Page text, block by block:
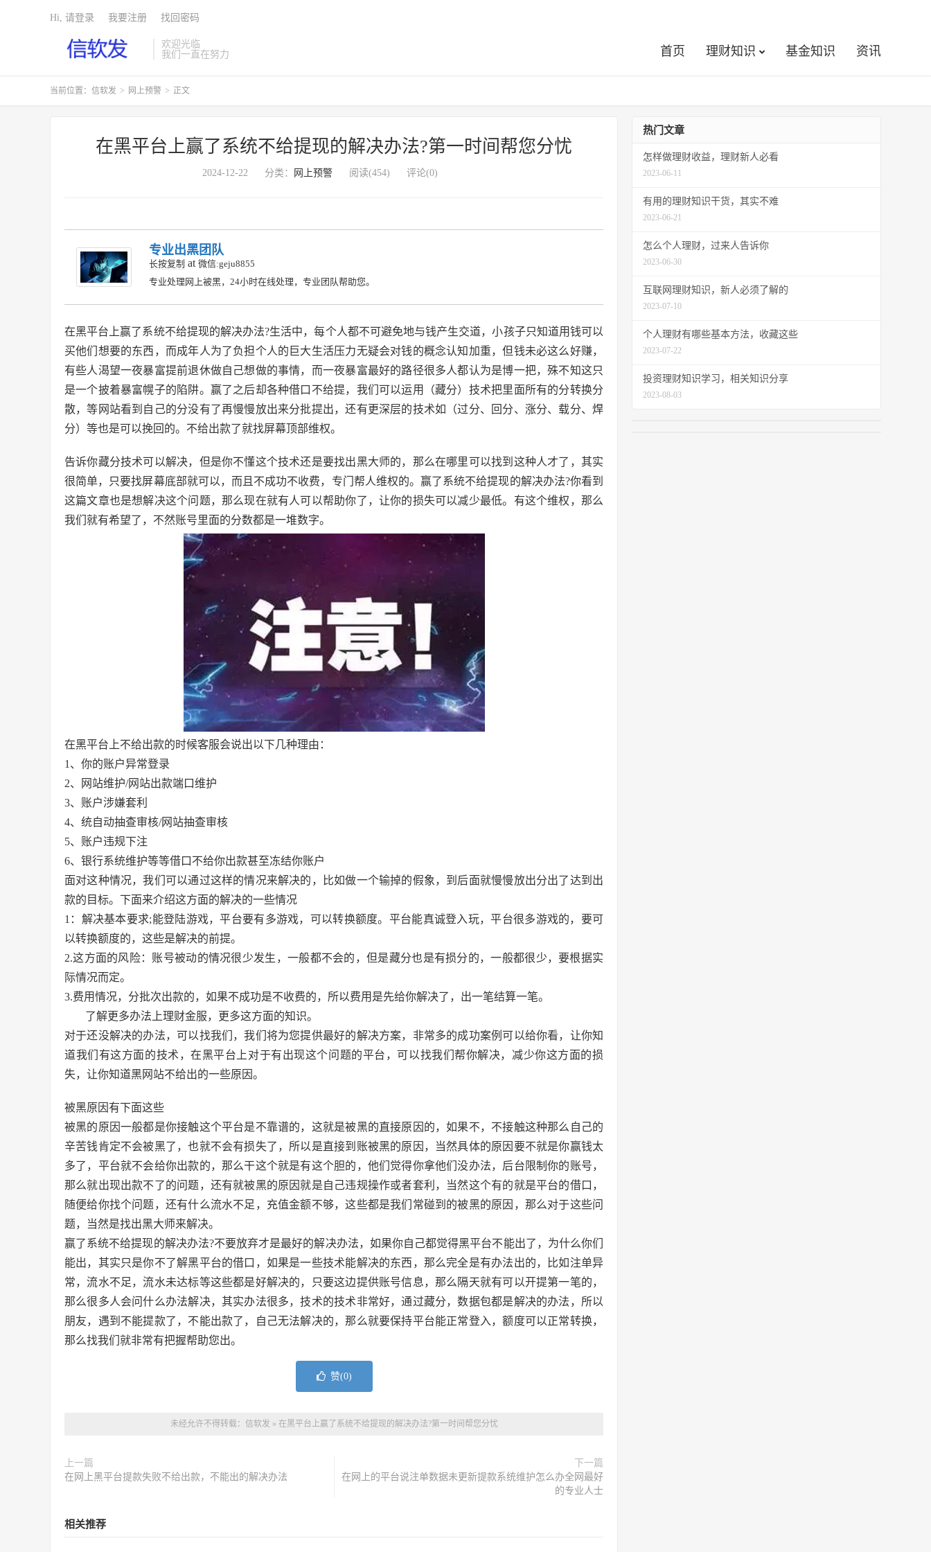
欢迎光临
我们一直在努力
首页 理财知识 基金知识 资讯
Hi, 请登录 我要注册 找回密码
当前位置： 信软发 > 网上预警 > 正文
在黑平台上赢了系统不给提现的解决办法?第一时间帮您分忧
2024-12-22 分类： 网上预警 阅读(454) 评论(0)
专业出黑团队
长按复制 at 微信:geju8855
专业处理网上被黑，24小时在线处理，专业团队帮助您。
在黑平台上赢了系统不给提现的解决办法?生活中，每个人都不可避免地与钱产生交道，小孩子只知道用钱可以
买他们想要的东西，而成年人为了负担个人的巨大生活压力无疑会对钱的概念认知加重，但钱未必这么好赚，
有些人渴望一夜暴富提前退休做自己想做的事情，而一夜暴富最好的路径很多人都认为是博一把，殊不知这只
是一个披着暴富幌子的陷阱。赢了之后却各种借口不给提，我们可以运用（藏分）技术把里面所有的分转换分
散，等网站看到自己的分没有了再慢慢放出来分批提出，还有更深层的技术如（过分、回分、涨分、载分、焊
分）等也是可以挽回的。不给出款了就找屏幕顶部维权。
告诉你藏分技术可以解决，但是你不懂这个技术还是要找出黑大师的，那么在哪里可以找到这种人才了，其实
很简单，只要找屏幕底部就可以，而且不成功不收费，专门帮人维权的。赢了系统不给提现的解决办法?你看到
这篇文章也是想解决这个问题，那么现在就有人可以帮助你了，让你的损失可以减少最低。有这个维权，那么
我们就有希望了，不然账号里面的分数都是一堆数字。
在黑平台上不给出款的时候客服会说出以下几种理由：
1、你的账户异常登录
2、网站维护/网站出款端口维护
3、账户涉嫌套利
4、统自动抽查审核/网站抽查审核
5、账户违规下注
6、银行系统维护等等借口不给你出款甚至冻结你账户
面对这种情况，我们可以通过这样的情况来解决的，比如做一个输掉的假象，到后面就慢慢放出分出了达到出
款的目标。下面来介绍这方面的解决的一些情况
1：解决基本要求;能登陆游戏，平台要有多游戏，可以转换额度。平台能真诚登入玩，平台很多游戏的，要可
以转换额度的，这些是解决的前提。
2.这方面的风险：账号被动的情况很少发生，一般都不会的，但是藏分也是有损分的，一般都很少，要根据实
际情况而定。
3.费用情况，分批次出款的，如果不成功是不收费的，所以费用是先给你解决了，出一笔结算一笔。
了解更多办法上理财金服，更多这方面的知识。
对于还没解决的办法，可以找我们，我们将为您提供最好的解决方案，非常多的成功案例可以给你看，让你知
道我们有这方面的技术，在黑平台上对于有出现这个问题的平台，可以找我们帮你解决，减少你这方面的损
失，让你知道黑网站不给出的一些原因。
被黑原因有下面这些
被黑的原因一般都是你接触这个平台是不靠谱的，这就是被黑的直接原因的，如果不，不接触这种那么自己的
辛苦钱肯定不会被黑了，也就不会有损失了，所以是直接到账被黑的原因，当然具体的原因要不就是你赢钱太
多了，平台就不会给你出款的，那么干这个就是有这个胆的，他们觉得你拿他们没办法，后台限制你的账号，
那么就出现出款不了的问题，还有就被黑的原因就是自己违规操作或者套利，当然这个有的就是平台的借口，
随便给你找个问题，还有什么流水不足，充值金额不够，这些都是我们常碰到的被黑的原因，那么对于这些问
题，当然是找出黑大师来解决。
赢了系统不给提现的解决办法?不要放弃才是最好的解决办法，如果你自己都觉得黑平台不能出了，为什么你们
能出，其实只是你不了解黑平台的借口，如果是一些技术能解决的东西，那么完全是有办法出的，比如注单异
常，流水不足，流水未达标等这些都是好解决的，只要这边提供账号信息，那么隔天就有可以开提第一笔的，
那么很多人会问什么办法解决，其实办法很多，技术的技术非常好，通过藏分，数据包都是解决的办法，所以
朋友，遇到不能提款了，不能出款了，自己无法解决的，那么就要保持平台能正常登入，额度可以正常转换，
那么找我们就非常有把握帮助您出。
赞(0)
未经允许不得转载： 信软发 » 在黑平台上赢了系统不给提现的解决办法?第一时间帮您分忧
上一篇
在网上黑平台提款失败不给出款，不能出的解决办法
下一篇
在网上的平台说注单数据未更新提款系统维护怎么办全网最好
的专业人士
相关推荐
热门文章
怎样做理财收益，理财新人必看
2023-06-11
有用的理财知识干货，其实不难
2023-06-21
怎么个人理财，过来人告诉你
2023-06-30
互联网理财知识，新人必须了解的
2023-07-10
个人理财有哪些基本方法，收藏这些
2023-07-22
投资理财知识学习，相关知识分享
2023-08-03